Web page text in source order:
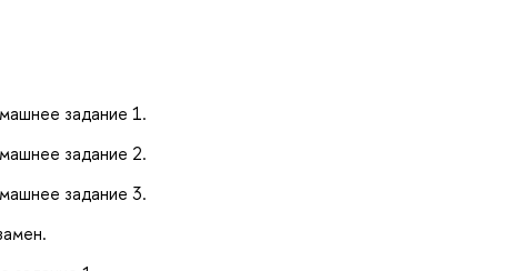
задание 1.
задание 2.
задание 3.